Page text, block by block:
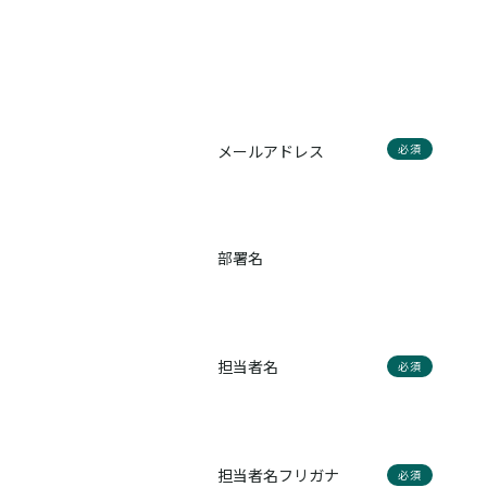
メールアドレス 必須
部署名
担当者名 必須
担当者名フリガナ 必須